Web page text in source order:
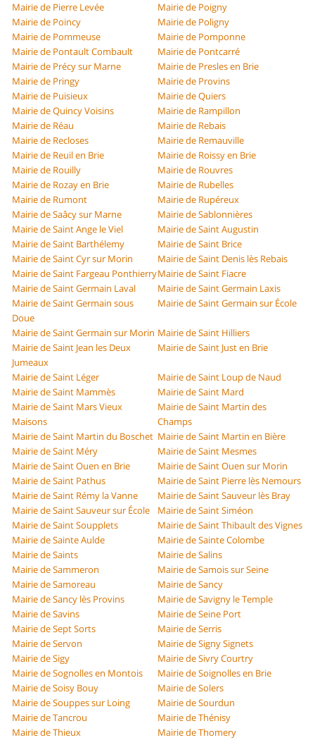
Mairie de Pierre Levée
Mairie de Poigny
Mairie de Poincy
Mairie de Poligny
Mairie de Pommeuse
Mairie de Pomponne
Mairie de Pontault Combault
Mairie de Pontcarré
Mairie de Précy sur Marne
Mairie de Presles en Brie
Mairie de Pringy
Mairie de Provins
Mairie de Puisieux
Mairie de Quiers
Mairie de Quincy Voisins
Mairie de Rampillon
Mairie de Réau
Mairie de Rebais
Mairie de Recloses
Mairie de Remauville
Mairie de Reuil en Brie
Mairie de Roissy en Brie
Mairie de Rouilly
Mairie de Rouvres
Mairie de Rozay en Brie
Mairie de Rubelles
Mairie de Rumont
Mairie de Rupéreux
Mairie de Saâcy sur Marne
Mairie de Sablonnières
Mairie de Saint Ange le Viel
Mairie de Saint Augustin
Mairie de Saint Barthélemy
Mairie de Saint Brice
Mairie de Saint Cyr sur Morin
Mairie de Saint Denis lès Rebais
Mairie de Saint Fargeau PonthierryMairie de Saint Fiacre
Mairie de Saint Germain Laval
Mairie de Saint Germain Laxis
Mairie de Saint Germain sous
Doue
Mairie de Saint Germain sur École
Mairie de Saint Germain sur Morin Mairie de Saint Hilliers
Mairie de Saint Jean les Deux
Jumeaux
Mairie de Saint Just en Brie
Mairie de Saint Léger
Mairie de Saint Loup de Naud
Mairie de Saint Mammès
Mairie de Saint Mard
Mairie de Saint Mars Vieux
Maisons
Mairie de Saint Martin des
Champs
Mairie de Saint Martin du Boschet Mairie de Saint Martin en Bière
Mairie de Saint Méry
Mairie de Saint Mesmes
Mairie de Saint Ouen en Brie
Mairie de Saint Ouen sur Morin
Mairie de Saint Pathus
Mairie de Saint Pierre lès Nemours
Mairie de Saint Rémy la Vanne
Mairie de Saint Sauveur lès Bray
Mairie de Saint Sauveur sur École
Mairie de Saint Siméon
Mairie de Saint Soupplets
Mairie de Saint Thibault des Vignes
Mairie de Sainte Aulde
Mairie de Sainte Colombe
Mairie de Saints
Mairie de Salins
Mairie de Sammeron
Mairie de Samois sur Seine
Mairie de Samoreau
Mairie de Sancy
Mairie de Sancy lès Provins
Mairie de Savigny le Temple
Mairie de Savins
Mairie de Seine Port
Mairie de Sept Sorts
Mairie de Serris
Mairie de Servon
Mairie de Signy Signets
Mairie de Sigy
Mairie de Sivry Courtry
Mairie de Sognolles en Montois
Mairie de Soignolles en Brie
Mairie de Soisy Bouy
Mairie de Solers
Mairie de Souppes sur Loing
Mairie de Sourdun
Mairie de Tancrou
Mairie de Thénisy
Mairie de Thieux
Mairie de Thomery